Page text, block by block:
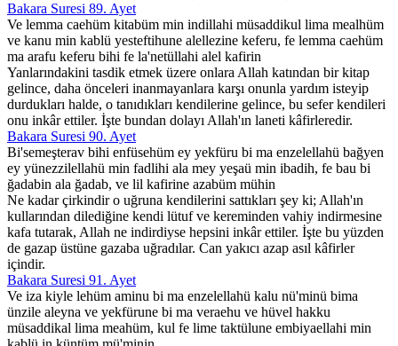
Bakara Suresi 89. Ayet
Ve lemma caehüm kitabüm min indillahi müsaddikul lima mealhüm
ve kanu min kablü yesteftihune alellezine keferu, fe lemma caehüm
ma arafu keferu bihi fe la'netüllahi alel kafirin
Yanlarındakini tasdik etmek üzere onlara Allah katından bir kitap
gelince, daha önceleri inanmayanlara karşı onunla yardım isteyip
durdukları halde, o tanıdıkları kendilerine gelince, bu sefer kendileri
onu inkâr ettiler. İşte bundan dolayı Allah'ın laneti kâfirleredir.
Bakara Suresi 90. Ayet
Bi'semeşterav bihi enfüsehüm ey yekfüru bi ma enzelellahü bağyen
ey yünezzilellahü min fadlihi ala mey yeşaü min ibadih, fe bau bi
ğadabin ala ğadab, ve lil kafirine azabüm mühin
Ne kadar çirkindir o uğruna kendilerini sattıkları şey ki; Allah'ın
kullarından dilediğine kendi lütuf ve kereminden vahiy indirmesine
kafa tutarak, Allah ne indirdiyse hepsini inkâr ettiler. İşte bu yüzden
de gazap üstüne gazaba uğradılar. Can yakıcı azap asıl kâfirler
içindir.
Bakara Suresi 91. Ayet
Ve iza kiyle lehüm aminu bi ma enzelellahü kalu nü'minü bima
ünzile aleyna ve yekfürune bi ma veraehu ve hüvel hakku
müsaddikal lima meahüm, kul fe lime taktülune embiyaellahi min